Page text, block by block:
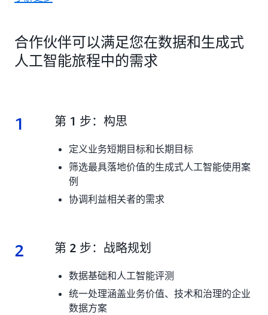
合作伙伴可以满足您在数据和生成式
人工智能旅程中的需求
1 1.
第 1 步：构思
定义业务短期目标和长期目标
筛选最具落地价值的生成式人工智能使用案
例
协调利益相关者的需求
2 2.
第 2 步：战略规划
数据基础和人工智能评测
统一处理涵盖业务价值、技术和治理的企业
数据方案